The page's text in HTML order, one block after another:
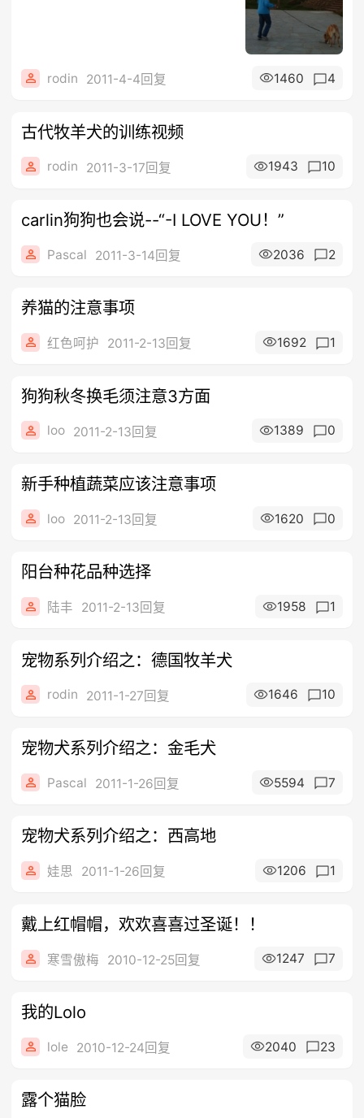
rodin 2011-4-4回复 1460 4
古代牧羊犬的训练视频
rodin 2011-3-17回复 1943 10
carlin狗狗也会说--“-I LOVE YOU！”
Pascal 2011-3-14回复 2036 2
养猫的注意事项
红色呵护 2011-2-13回复 1692 1
狗狗秋冬换毛须注意3方面
loo 2011-2-13回复 1389 0
新手种植蔬菜应该注意事项
loo 2011-2-13回复 1620 0
阳台种花品种选择
陆丰 2011-2-13回复 1958 1
宠物系列介绍之：德国牧羊犬
rodin 2011-1-27回复 1646 10
宠物犬系列介绍之：金毛犬
Pascal 2011-1-26回复 5594 7
宠物犬系列介绍之：西高地
娃思 2011-1-26回复 1206 1
戴上红帽帽，欢欢喜喜过圣诞！！
寒雪傲梅 2010-12-25回复 1247 7
我的Lolo
lole 2010-12-24回复 2040 23
露个猫脸